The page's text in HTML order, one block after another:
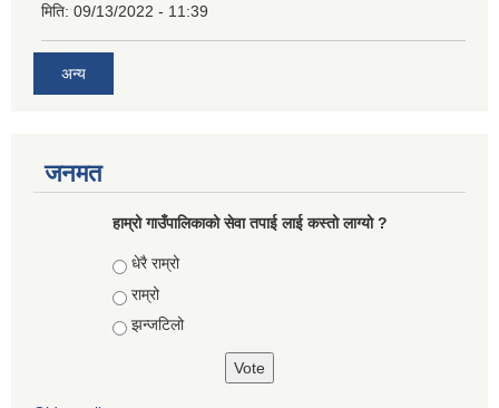
मिति: 09/13/2022 - 11:39
अन्य
जनमत
हाम्रो गाउँपालिकाको सेवा तपाई लाई कस्तो लाग्यो ?
Choices
धेरै राम्रो
राम्रो
झन्जटिलो